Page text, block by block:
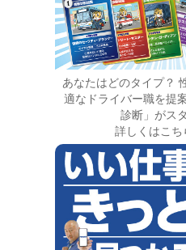
あなたはどのタイプ？
適なドライバー職を提
診断」がス
詳しくはこち